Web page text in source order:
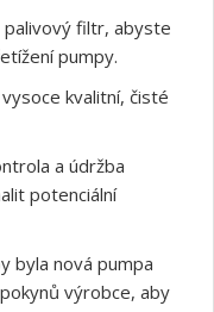
palivový filtr, abyste
pumpy.
kvalitní, čisté
a údržba
potenciální
byla nová pumpa
výrobce, aby